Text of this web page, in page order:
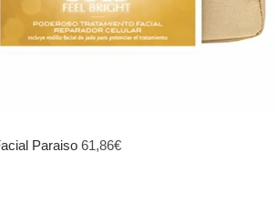
Paraiso 61,86€